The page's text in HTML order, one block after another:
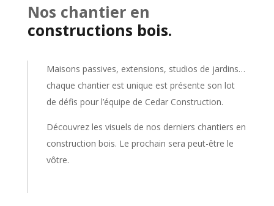
Nos chantier en
constructions bois.
Maisons passives, extensions, studios de jardins…
chaque chantier est unique est présente son lot
de défis pour l’équipe de Cedar Construction.
Découvrez les visuels de nos derniers chantiers en
construction bois. Le prochain sera peut-être le
vôtre.